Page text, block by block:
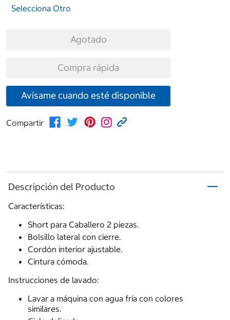
Selecciona Otro
Agotado
Compra rápida
Avísame cuando esté disponible
Compartir
Descripción del Producto
Características:
Short para Caballero 2 piezas.
Bolsillo lateral con cierre.
Cordón interior ajustable.
Cintura cómoda.
Instrucciones de lavado:
Lavar a máquina con agua fría con colores
similares.